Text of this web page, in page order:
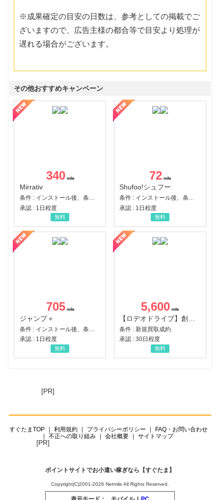
※成果確定の目安の日数は、参考としての掲載でご
ざいますので、広告主様の都合等で目安より処理が
遅れる場合がございます。
その他おすすめキャンペーン
340
Mirrativ
条件 : インストール後、条件達成
承認 : 1日程度
無料
72
Shufoo!シュフー
条件 : インストール後、条件達成
承認 : 1日程度
無料
705
ジャンプ＋
承認 : 1日程度
無料
5,600
条件 : 新規買取成約
承認 : 30日程度
無料
[PR]
すぐたまTOP 利用規約 プライバシーポリシー
FAQ・お問い合わせ
不正への取り組み
会社概要 サイトマップ
[PR]
ポイントサイトでお小遣い稼ぎなら【すぐたま】
Copyright(C)2001-2026 Netmile All Rights Reserved.